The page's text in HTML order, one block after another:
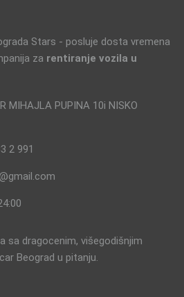
Stars - posluje dosta vremena
za rentiranje vozila u
MIHAJLA PUPINA 10i NISKO
2 991
sa dragocenim, višegodišnjim
Beograd u pitanju.